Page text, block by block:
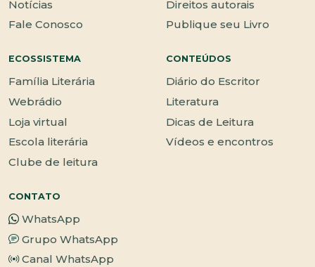
Notícias
Fale Conosco
Direitos autorais
Publique seu Livro
ECOSSISTEMA
Família Literária
Webrádio
Loja virtual
Escola literária
Clube de leitura
CONTEÚDOS
Diário do Escritor
Literatura
Dicas de Leitura
Vídeos e encontros
CONTATO
WhatsApp
Grupo WhatsApp
Canal WhatsApp